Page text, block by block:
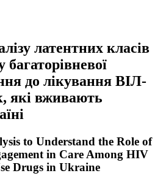
латентних класів
до лікування ВІЛ-
які вживають
to Understand the Role of
in Care Among HIV
Drugs in Ukraine